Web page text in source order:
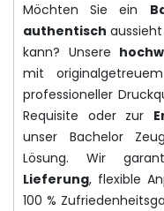
Möchten Sie ein
authentisch
kann? Unsere
mit
professioneller
Requisite oder zur
unser Bachelor
Lösung. Wir
Lieferung, flexible
100 %